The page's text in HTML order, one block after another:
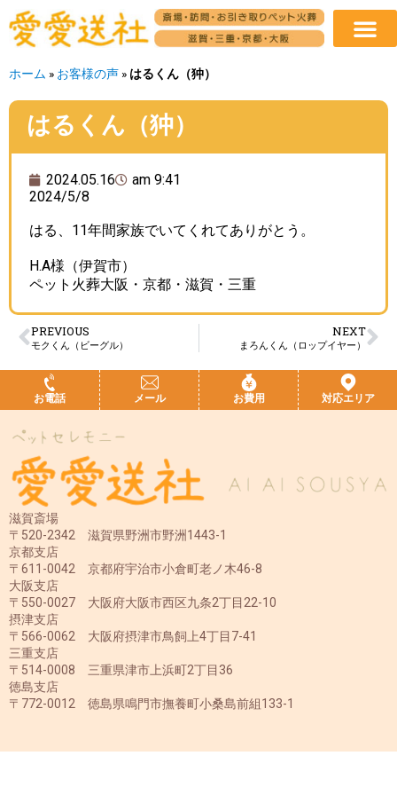
ホーム » お客様の声 » はるくん（狆）
はるくん（狆）
2024.05.16
am 9:41
2024/5/8
はる、11年間家族でいてくれてありがとう。
H.A様（伊賀市）
ペット火葬大阪・京都・滋賀・三重
PREVIOUS
モクくん（ビーグル）
NEXT
まろんくん（ロップイヤー）
お電話 メール お費用 対応エリア
滋賀斎場
〒520-2342 滋賀県野洲市野洲1443-1
京都支店
〒611-0042 京都府宇治市小倉町老ノ木46-8
大阪支店
〒550-0027 大阪府大阪市西区九条2丁目22-10
摂津支店
〒566-0062 大阪府摂津市鳥飼上4丁目7-41
三重支店
〒514-0008 三重県津市上浜町2丁目36
徳島支店
〒772-0012 徳島県鳴門市撫養町小桑島前組133-1